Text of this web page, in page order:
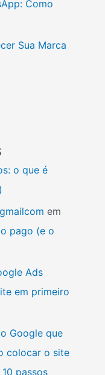
Como
Sua Marca
o que é
em
pago (e o
Ads
em primeiro
Google que
colocar o site
passos